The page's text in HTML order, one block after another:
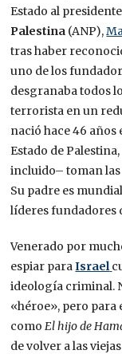
Estado al
Palestina (ANP),
tras haber
uno de los
desgranaba todos
terrorista en un
nació hace 46 años
Estado de
incluido– toman las
Su padre es
líderes fundadores
Venerado por
espiar paraIsrael
ideología criminal.
«héroe», pero para
como El hijo de
de volver a las